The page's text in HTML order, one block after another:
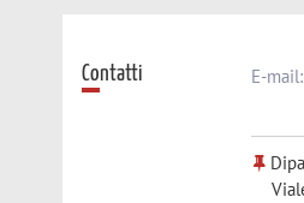
Contatti E-mail: